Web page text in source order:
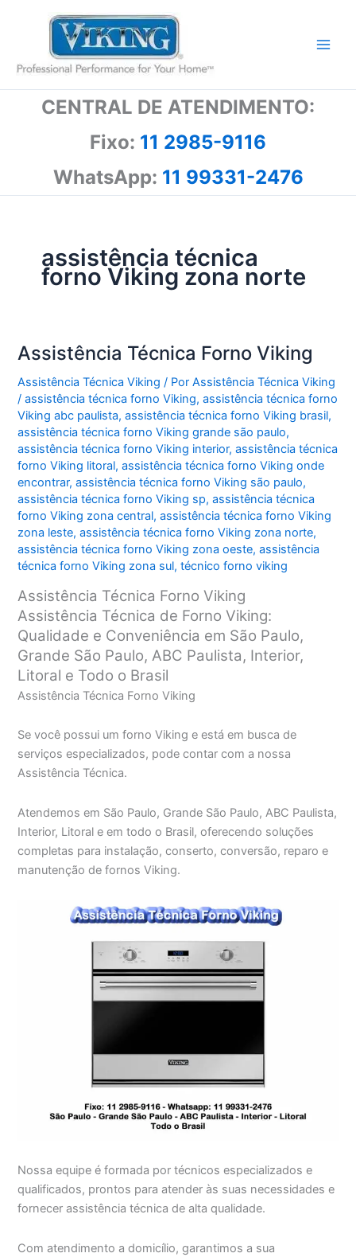
conteúdo
CENTRAL DE ATENDIMENTO:
Fixo: 11 2985-9116
WhatsApp: 11 99331-2476
assistência técnica
forno Viking zona norte
Assistência Técnica Forno Viking
Assistência Técnica Viking / PorAssistência Técnica Viking
/assistência técnica forno Viking,assistência técnica forno
Viking abc paulista,assistência técnica forno Viking brasil,
assistência técnica forno Viking grande são paulo,
assistência técnica forno Viking interior,assistência técnica
forno Viking litoral,assistência técnica forno Viking onde
encontrar,assistência técnica forno Viking são paulo,
assistência técnica forno Viking sp,assistência técnica
forno Viking zona central,assistência técnica forno Viking
zona leste,assistência técnica forno Viking zona norte,
assistência técnica forno Viking zona oeste,assistência
técnica forno Viking zona sul,técnico forno viking
Assistência Técnica Forno Viking
Assistência Técnica de Forno Viking:
Qualidade e Conveniência em São Paulo,
Grande São Paulo, ABC Paulista, Interior,
Litoral e Todo o Brasil
Assistência Técnica Forno Viking
Se você possui um forno Viking e está em busca de
serviços especializados, pode contar com a nossa
Assistência Técnica.
Atendemos em São Paulo, Grande São Paulo, ABC Paulista,
Interior, Litoral e em todo o Brasil, oferecendo soluções
completas para instalação, conserto, conversão, reparo e
manutenção de fornos Viking.
Nossa equipe é formada por técnicos especializados e
qualificados, prontos para atender às suas necessidades e
fornecer assistência técnica de alta qualidade.
Com atendimento a domicílio, garantimos a sua